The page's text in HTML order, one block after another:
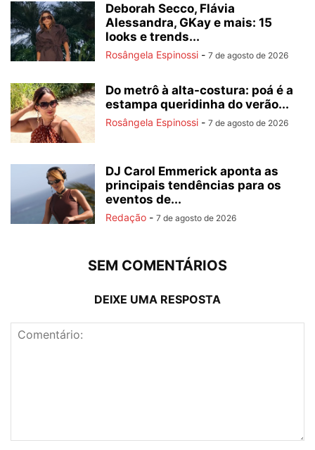
Deborah Secco, Flávia
Alessandra, GKay e mais: 15
looks e trends...
Rosângela Espinossi - 7 de agosto de 2026
Do metrô à alta-costura: poá é a
estampa queridinha do verão...
Rosângela Espinossi - 7 de agosto de 2026
DJ Carol Emmerick aponta as
principais tendências para os
eventos de...
Redação - 7 de agosto de 2026
SEM COMENTÁRIOS
DEIXE UMA RESPOSTA